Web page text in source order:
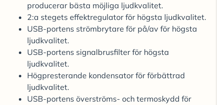
producerar bästa möjliga ljudkvalitet.
2:a stegets effektregulator för högsta ljudkvalitet.
USB-portens strömbrytare för på/av för högsta
ljudkvalitet.
USB-portens signalbrusfilter för högsta
ljudkvalitet.
Högpresterande kondensator för förbättrad
ljudkvalitet.
USB-portens överströms- och termoskydd för